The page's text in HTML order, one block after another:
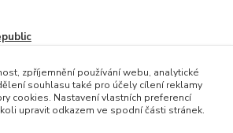
zpříjemnění používání webu, analytické
souhlasu také pro účely cílení reklamy
cookies. Nastavení vlastních preferencí
upravit odkazem ve spodní části stránek.